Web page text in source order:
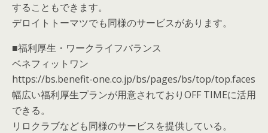
することもできます。
デロイトトーマツでも同様のサービスがあります。
■福利厚生・ワークライフバランス
ベネフィットワン
https://bs.benefit-one.co.jp/bs/pages/bs/top/top.faces
幅広い福利厚生プランが用意されておりOFF TIMEに活用
できる。
リロクラブなども同様のサービスを提供している。